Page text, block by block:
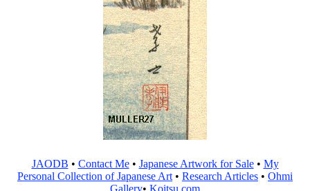
JAODB • Contact Me• Japanese Artwork for Sale• My
Personal Collection of Japanese Art • Research Articles • Ohmi